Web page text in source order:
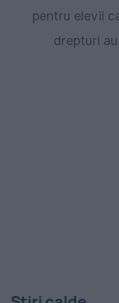
pentru elevii
drepturi